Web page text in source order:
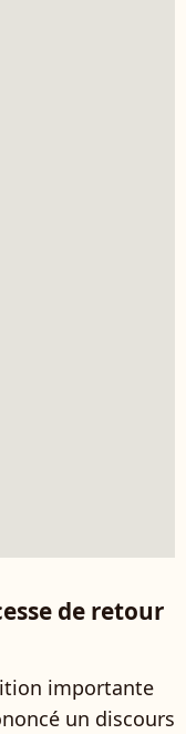
de retour
importante
un discours